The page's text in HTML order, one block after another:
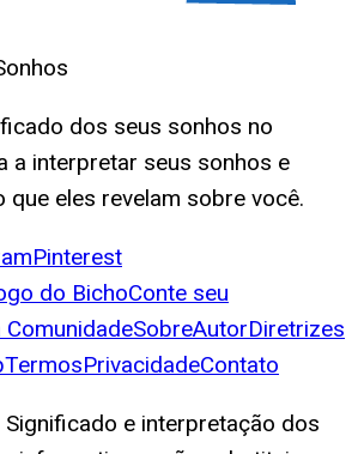
dos seus sonhos no
a interpretar seus sonhos e
que eles revelam sobre você.
Pinterest
do BichoConte seu
ComunidadeSobreAutorDiretrizes
TermosPrivacidadeContato
Significado e interpretação dos